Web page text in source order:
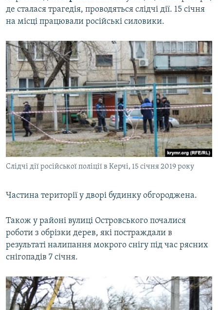
де сталася трагедія, проводяться слідчі дії. 15 січня
на місці працювали російські силовики.
Слідчі дії російської поліції в Керчі, 15 січня 2019 року
Частина території у дворі будинку обгороджена.
Також у районі вулиці Островського почалися
роботи з обрізки дерев, які постраждали в
результаті налипання мокрого снігу під час рясних
снігопадів 7 січня.